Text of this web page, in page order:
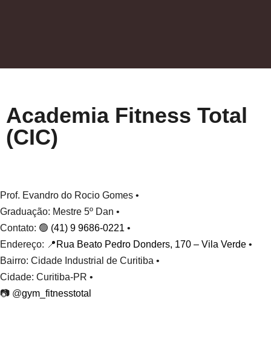
Academia Fitness Total
(CIC)
Prof. Evandro do Rocio Gomes •
Graduação: Mestre 5º Dan •
Contato: 🟢 (41) 9 9686-0221 •
Endereço: 📍 Rua Beato Pedro Donders, 170 – Vila Verde •
Bairro: Cidade Industrial de Curitiba •
Cidade: Curitiba-PR •
📷 @gym_fitnesstotal